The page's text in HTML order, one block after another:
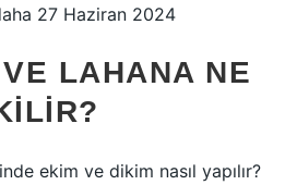
27 Haziran 2024
LAHANA NE
ekim ve dikim nasıl yapılır?